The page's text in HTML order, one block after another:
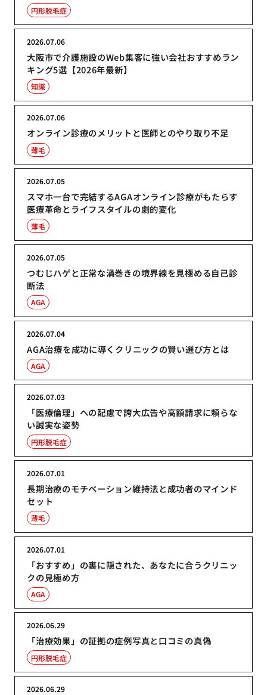
円形脱毛症
大阪市で介護施設のWeb集客に強い会社おすすめラン
キング5選【2026年最新】
2026.07.06
知識
オンライン診療のメリットと医師とのやり取り不足
2026.07.06
薄毛
スマホ一台で完結するAGAオンライン診療がもたらす
医療革命とライフスタイルの劇的変化
2026.07.05
薄毛
つむじハゲと正常な渦巻きの境界線を見極める自己診
断法
2026.07.05
AGA
AGA治療を成功に導くクリニックの賢い選び方とは
2026.07.04
AGA
「医療倫理」への配慮で誇大広告や高額請求に頼らな
い誠実な姿勢
2026.07.03
円形脱毛症
長期治療のモチベーション維持法と成功者のマインド
セット
2026.07.01
薄毛
「おすすめ」の裏に隠された、あなたに合うクリニッ
クの見極め方
2026.07.01
AGA
「治療効果」の証拠の症例写真と口コミの真偽
2026.06.29
円形脱毛症
2026.06.29